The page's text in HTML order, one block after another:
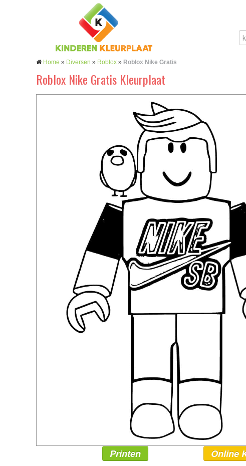
Home » Diversen » Roblox » Roblox Nike Gratis
Roblox Nike Gratis Kleurplaat
Printen Online